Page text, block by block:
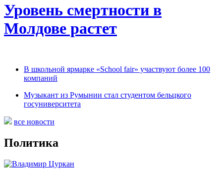
Уровень смертности в
Молдове растет
В школьной ярмарке «School fair» участвуют более 100
компаний
Музыкант из Румынии стал студентом бельцкого
госуниверситета
все новости
Политика